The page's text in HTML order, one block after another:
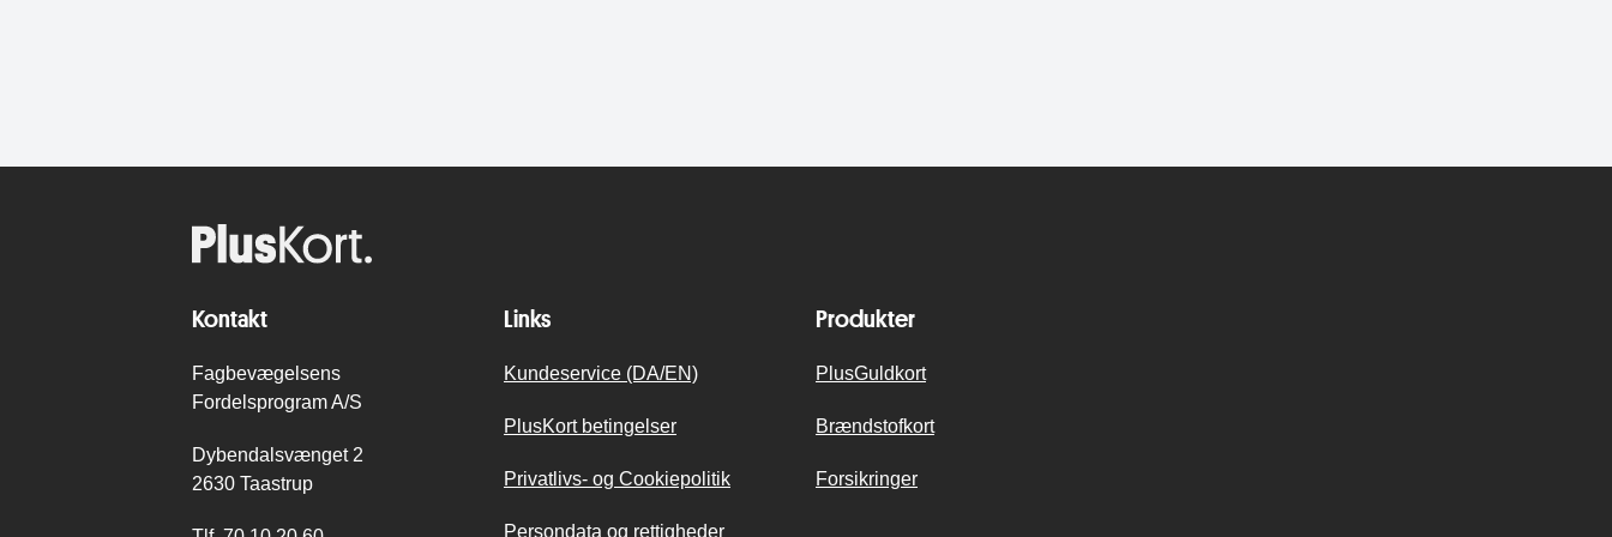
Kontakt
Fagbevægelsens
Fordelsprogram A/S
Dybendalsvænget 2
2630 Taastrup
Links
Kundeservice (DA/EN)
PlusKort betingelser
Privatlivs- og Cookiepolitik
Persondata og rettigheder
Produkter
PlusGuldkort
Brændstofkort
Forsikringer